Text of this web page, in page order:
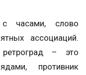
часами, слово
ассоциаций.
– это
противник